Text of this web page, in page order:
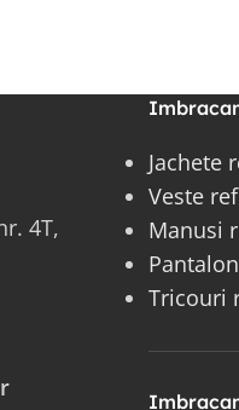
4T,
Jachete
Veste
Manusi
Tricouri